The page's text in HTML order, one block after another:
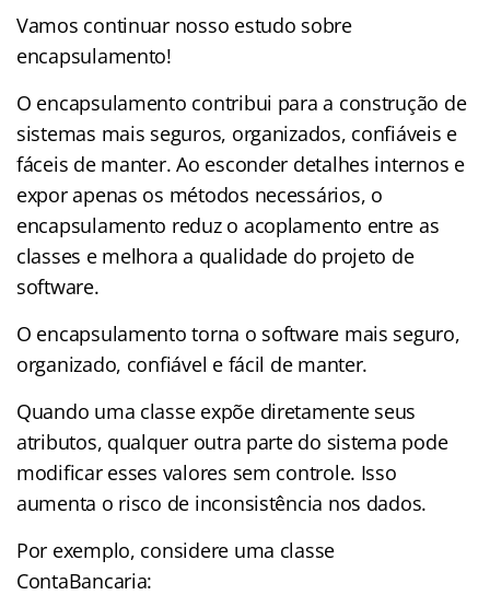
Vamos continuar nosso estudo sobre
encapsulamento!
O encapsulamento contribui para a construção de
sistemas mais seguros, organizados, confiáveis e
fáceis de manter. Ao esconder detalhes internos e
expor apenas os métodos necessários, o
encapsulamento reduz o acoplamento entre as
classes e melhora a qualidade do projeto de
software.
O encapsulamento torna o software mais seguro,
organizado, confiável e fácil de manter.
Quando uma classe expõe diretamente seus
atributos, qualquer outra parte do sistema pode
modificar esses valores sem controle. Isso
aumenta o risco de inconsistência nos dados.
Por exemplo, considere uma classe
ContaBancaria: